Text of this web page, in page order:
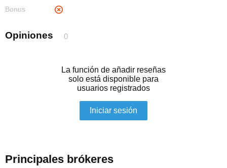
Bonus
Opiniones 0
La función de añadir reseñas
solo está disponible para
usuarios registrados
Iniciar sesión
Principales brókeres